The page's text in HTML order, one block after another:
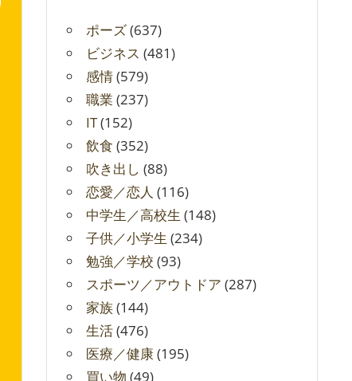
ポーズ(637)
ビジネス (481)
感情(579)
職業 (237)
IT(152)
飲食 (352)
吹き出し (88)
恋愛／恋人 (116)
中学生／高校生 (148)
子供／小学生 (234)
勉強／学校 (93)
スポーツ／アウトドア (287)
家族(144)
生活(476)
医療／健康(195)
買い物 (49)